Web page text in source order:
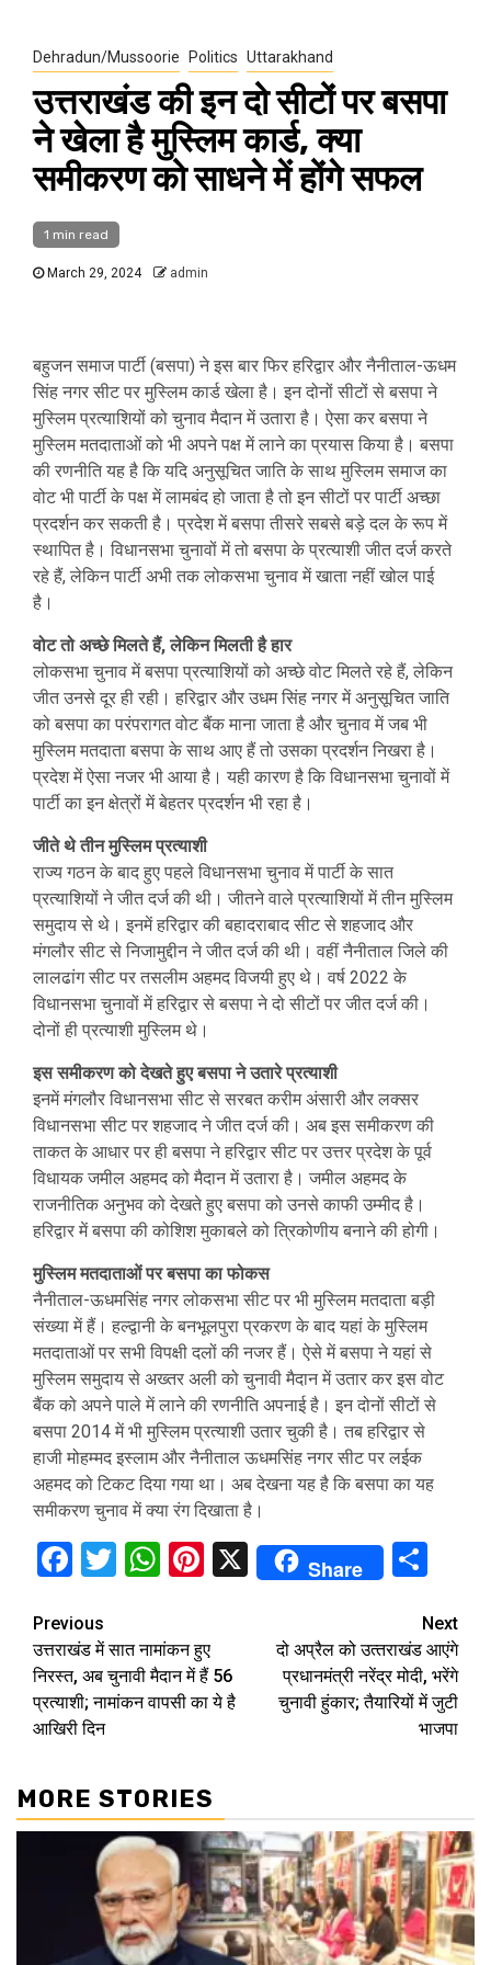
Dehradun/Mussoorie Politics Uttarakhand
उत्तराखंड की इन दो सीटों पर बसपा
ने खेला है मुस्लिम कार्ड, क्या
समीकरण को साधने में होंगे सफल
1 min read
March 29, 2024 admin
बहुजन समाज पार्टी (बसपा) ने इस बार फिर हरिद्वार और नैनीताल-ऊधम
सिंह नगर सीट पर मुस्लिम कार्ड खेला है। इन दोनों सीटों से बसपा ने
मुस्लिम प्रत्याशियों को चुनाव मैदान में उतारा है। ऐसा कर बसपा ने
मुस्लिम मतदाताओं को भी अपने पक्ष में लाने का प्रयास किया है। बसपा
की रणनीति यह है कि यदि अनुसूचित जाति के साथ मुस्लिम समाज का
वोट भी पार्टी के पक्ष में लामबंद हो जाता है तो इन सीटों पर पार्टी अच्छा
प्रदर्शन कर सकती है। प्रदेश में बसपा तीसरे सबसे बड़े दल के रूप में
स्थापित है। विधानसभा चुनावों में तो बसपा के प्रत्याशी जीत दर्ज करते
रहे हैं, लेकिन पार्टी अभी तक लोकसभा चुनाव में खाता नहीं खोल पाई
है।
वोट तो अच्छे मिलते हैं, लेकिन मिलती है हार
लोकसभा चुनाव में बसपा प्रत्याशियों को अच्छे वोट मिलते रहे हैं, लेकिन
जीत उनसे दूर ही रही। हरिद्वार और उधम सिंह नगर में अनुसूचित जाति
को बसपा का परंपरागत वोट बैंक माना जाता है और चुनाव में जब भी
मुस्लिम मतदाता बसपा के साथ आए हैं तो उसका प्रदर्शन निखरा है।
प्रदेश में ऐसा नजर भी आया है। यही कारण है कि विधानसभा चुनावों में
पार्टी का इन क्षेत्रों में बेहतर प्रदर्शन भी रहा है।
जीते थे तीन मुस्लिम प्रत्याशी
राज्य गठन के बाद हुए पहले विधानसभा चुनाव में पार्टी के सात
प्रत्याशियों ने जीत दर्ज की थी। जीतने वाले प्रत्याशियों में तीन मुस्लिम
समुदाय से थे। इनमें हरिद्वार की बहादराबाद सीट से शहजाद और
मंगलौर सीट से निजामुद्दीन ने जीत दर्ज की थी। वहीं नैनीताल जिले की
लालढांग सीट पर तसलीम अहमद विजयी हुए थे। वर्ष 2022 के
विधानसभा चुनावों में हरिद्वार से बसपा ने दो सीटों पर जीत दर्ज की।
दोनों ही प्रत्याशी मुस्लिम थे।
इस समीकरण को देखते हुए बसपा ने उतारे प्रत्याशी
इनमें मंगलौर विधानसभा सीट से सरबत करीम अंसारी और लक्सर
विधानसभा सीट पर शहजाद ने जीत दर्ज की। अब इस समीकरण की
ताकत के आधार पर ही बसपा ने हरिद्वार सीट पर उत्तर प्रदेश के पूर्व
विधायक जमील अहमद को मैदान में उतारा है। जमील अहमद के
राजनीतिक अनुभव को देखते हुए बसपा को उनसे काफी उम्मीद है।
हरिद्वार में बसपा की कोशिश मुकाबले को त्रिकोणीय बनाने की होगी।
मुस्लिम मतदाताओं पर बसपा का फोकस
नैनीताल-ऊधमसिंह नगर लोकसभा सीट पर भी मुस्लिम मतदाता बड़ी
संख्या में हैं। हल्द्वानी के बनभूलपुरा प्रकरण के बाद यहां के मुस्लिम
मतदाताओं पर सभी विपक्षी दलों की नजर हैं। ऐसे में बसपा ने यहां से
मुस्लिम समुदाय से अख्तर अली को चुनावी मैदान में उतार कर इस वोट
बैंक को अपने पाले में लाने की रणनीति अपनाई है। इन दोनों सीटों से
बसपा 2014 में भी मुस्लिम प्रत्याशी उतार चुकी है। तब हरिद्वार से
हाजी मोहम्मद इस्लाम और नैनीताल ऊधमसिंह नगर सीट पर लईक
अहमद को टिकट दिया गया था। अब देखना यह है कि बसपा का यह
समीकरण चुनाव में क्या रंग दिखाता है।
Facebook
Twitter
WhatsApp
Pinterest
X Share
Continue
Reading
Previous
उत्तराखंड में सात नामांकन हुए
निरस्त, अब चुनावी मैदान में हैं 56
प्रत्याशी; नामांकन वापसी का ये है
आखिरी दिन
Next
दो अप्रैल को उत्‍तराखंड आएंगे
प्रधानमंत्री नरेंद्र मोदी, भरेंगे
चुनावी हुंकार; तैयारियों में जुटी
भाजपा
MORE STORIES